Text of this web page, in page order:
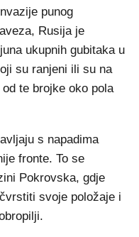
punog
Rusija je
ukupnih gubitaka u
su ranjeni ili su na
te brojke oko pola
s napadima
fronte. To se
Pokrovska, gdje
svoje položaje i